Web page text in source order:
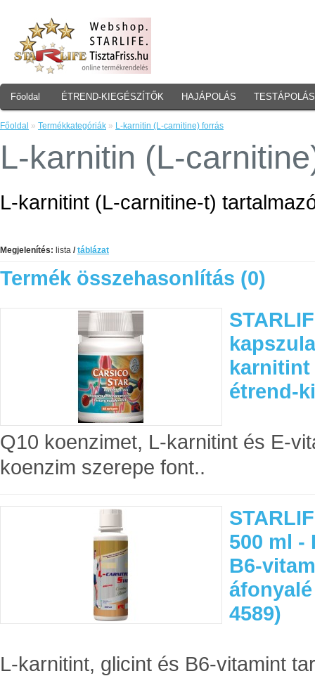
Főoldal ÉTREND-KIEGÉSZÍTŐK HAJÁPOLÁS TESTÁPOLÁS
Főoldal » Termékkategóriák » L-karnitin (L-carnitine) forrás
L-karnitin (L-
L-karnitint (L-carnitine-t)
Megjelenítés: lista / táblázat
Termék összehasonlítás (0)
karnitint
étrend-
Q10 koenzimet, L-karnitint és E-
koenzim szerepe font..
500 ml
B6-
4589)
L-karnitint, glicint és B6-vitamint